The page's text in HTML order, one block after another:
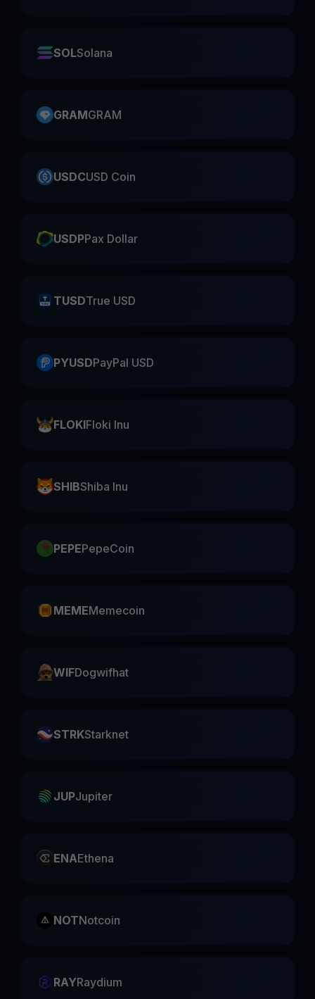
SOLSolana
GRAMGRAM
USDCUSD Coin
USDPPax Dollar
TUSDTrue USD
PYUSDPayPal USD
FLOKIFloki Inu
SHIBShiba Inu
PEPEPepeCoin
MEMEMemecoin
WIFDogwifhat
STRKStarknet
JUPJupiter
ENAEthena
NOTNotcoin
RAYRaydium